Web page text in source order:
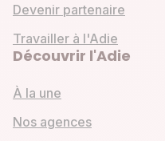
Devenir partenaire
Travailler à l'Adie
Découvrir l'Adie
À la une
Nos agences